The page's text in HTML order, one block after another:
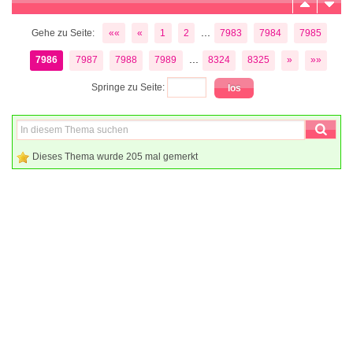
Gehe zu Seite: «« « 1 2 7983 7984 7985
7986 7987 7988 7989 ... 8324 8325 » »»
Springe zu Seite:
Dieses Thema wurde 205 mal gemerkt